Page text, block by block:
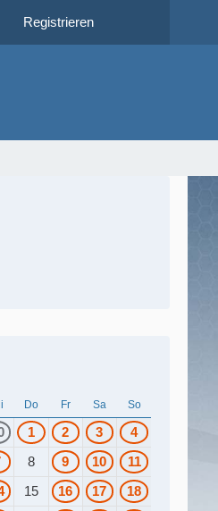
Registrieren
Do Fr Sa So
1 2 3
4
8 9 10
11
15 16 17
18